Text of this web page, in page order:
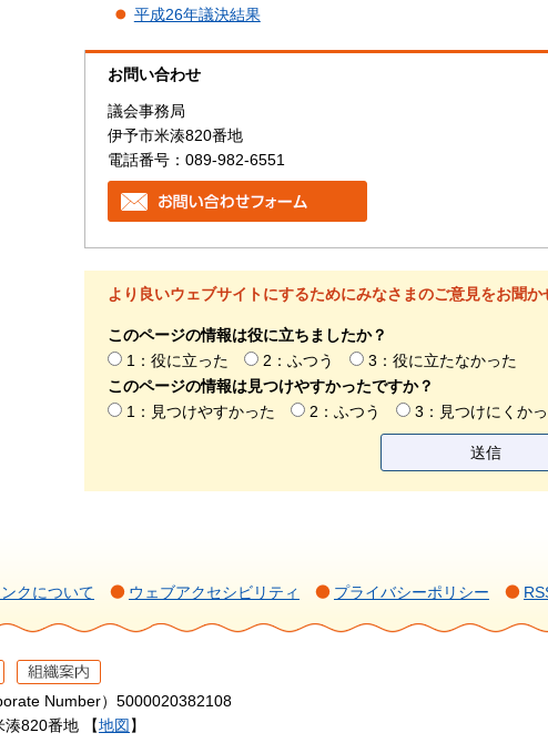
平成26年議決結果
お問い合わせ
議会事務局
伊予市米湊820番地
電話番号：089-982-6551
より良いウェブサイトにするためにみなさまのご意見をお聞か
このページの情報は役に立ちましたか？
1：役に立った
2：ふつう
3：役に立たなかった
このページの情報は見つけやすかったですか？
1：見つけやすかった
2：ふつう 3：見つけにくか
クについて ウェブアクセシビリティ プライバシーポリシー
Number）5000020382108
820番地 【地図 】